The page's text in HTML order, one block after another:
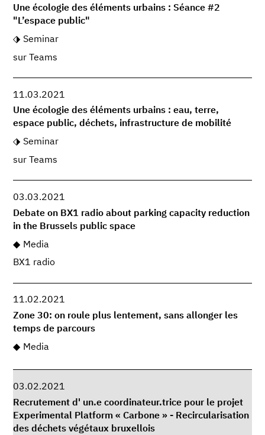
Une écologie des éléments urbains : Séance #2
"L’espace public"
Seminar
sur Teams
11.03.2021
Une écologie des éléments urbains : eau, terre,
espace public, déchets, infrastructure de mobilité
Seminar
sur Teams
03.03.2021
Debate on BX1 radio about parking capacity reduction
in the Brussels public space
Media
BX1 radio
11.02.2021
Zone 30: on roule plus lentement, sans allonger les
temps de parcours
Media
03.02.2021
Recrutement d' un.e coordinateur.trice pour le projet
Experimental Platform « Carbone » - Recircularisation
des déchets végétaux bruxellois